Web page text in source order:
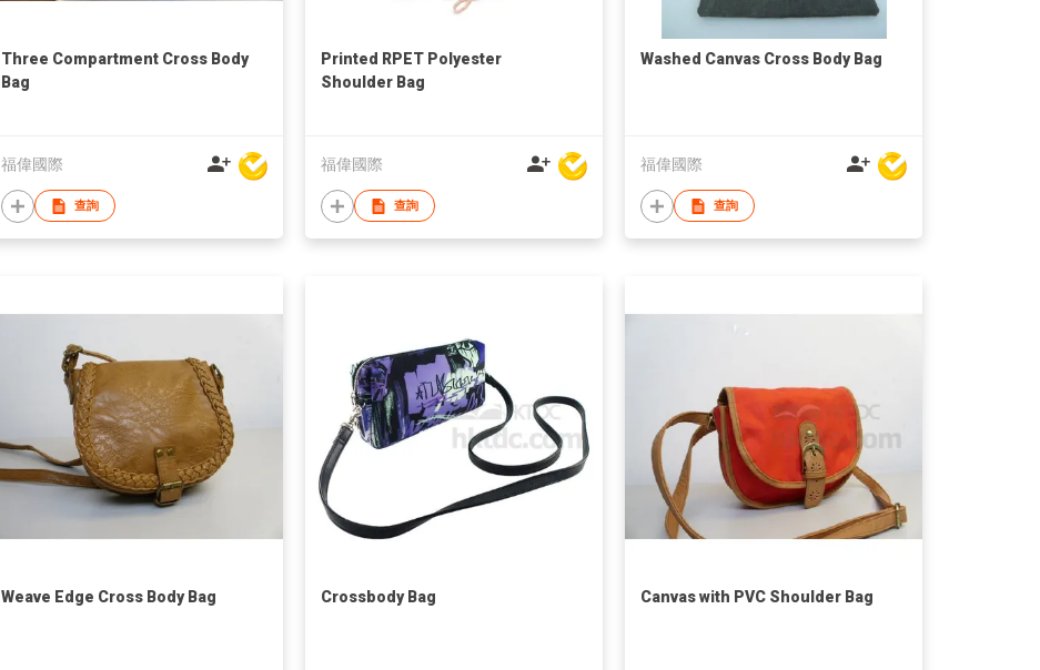
Three Compartment Cross Body
Bag
福偉國際
查詢
Printed RPET Polyester
Shoulder Bag
福偉國際
查詢
Washed Canvas Cross Body Bag
福偉國際
查詢
Weave Edge Cross Body Bag Crossbody Bag Canvas with PVC Shoulder Bag